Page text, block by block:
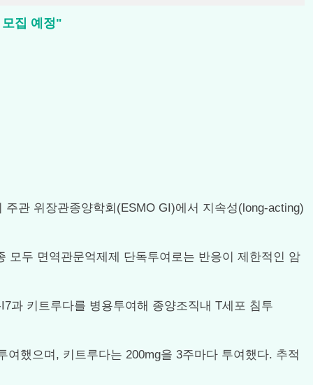
집 예정"
관 위장관종양학회(ESMO GI)에서 지속성(long-acting)
모두 면역관문억제제 단독투여로는 반응이 제한적인 암
과 키트루다를 병용투여해 종양조직내 T세포 침투
했으며, 키트루다는 200mg을 3주마다 투여했다. 추적